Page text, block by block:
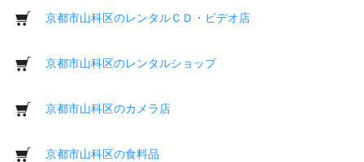
京都市山科区のレンタルＣＤ・ビデオ店
京都市山科区のレンタルショップ
京都市山科区のカメラ店
京都市山科区の食料品